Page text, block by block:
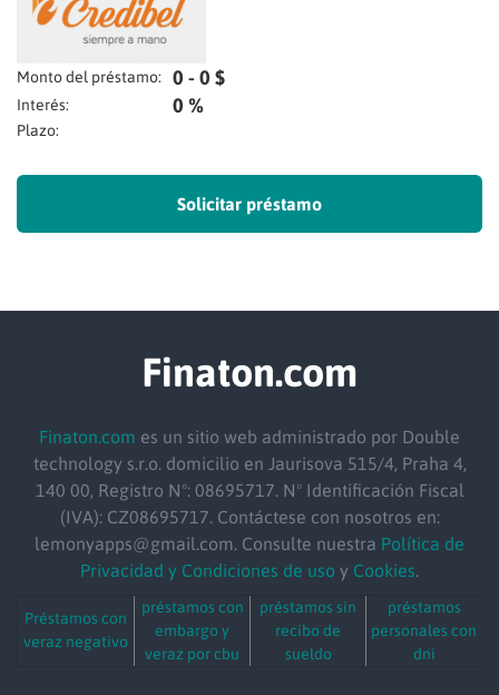
Monto del préstamo: 0 - 0 $
Interés: 0 %
Plazo:
Solicitar préstamo
Finaton.com
Finaton.com es un sitio web administrado por Double
technology s.r.o. domicilio en Jaurisova 515/4, Praha 4,
140 00, Registro Nº: 08695717. Nº Identificación Fiscal
(IVA): CZ08695717. Contáctese con nosotros en:
lemonyapps@gmail.com. Consulte nuestra Política de
Privacidad y Condiciones de uso y Cookies.
Préstamos con
veraz negativo
préstamos con
embargo y
veraz por cbu
préstamos sin
recibo de
sueldo
préstamos
personales con
dni